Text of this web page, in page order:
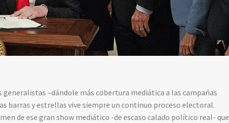
generalistas –dándole más cobertura mediática a las campañas
barras y estrellas vive siempre un continuo proceso electoral.
de ese gran show mediático -de escaso calado político real- que